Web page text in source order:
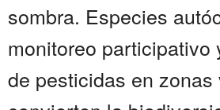
sombra. Especies
monitoreo participativo
de pesticidas en zonas